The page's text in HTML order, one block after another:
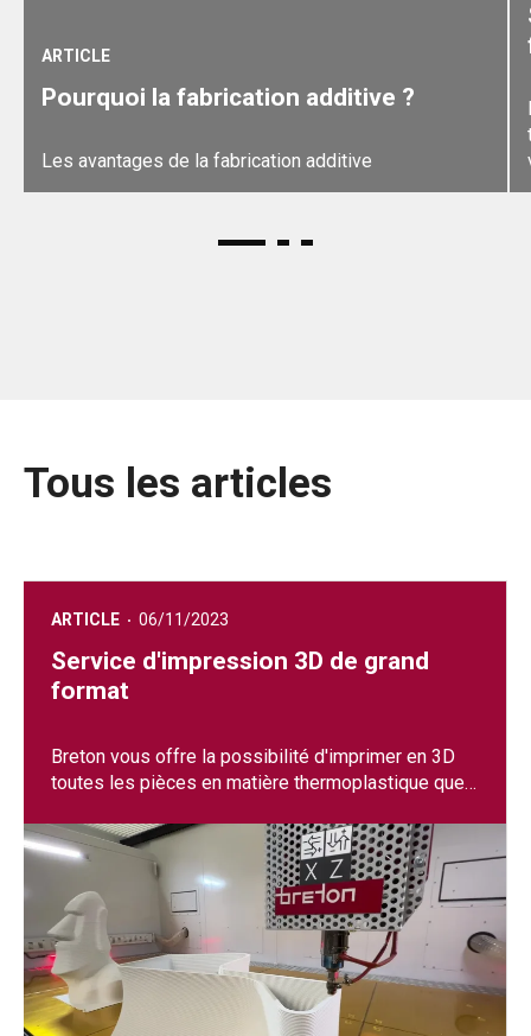
ARTICLE
Pourquoi la fabrication additive ?
Les avantages de la fabrication additive
Tous les articles
ARTICLE 06/11/2023
Service d'impression 3D de grand
format
Breton vous offre la possibilité d'imprimer en 3D
toutes les pièces en matière thermoplastique que